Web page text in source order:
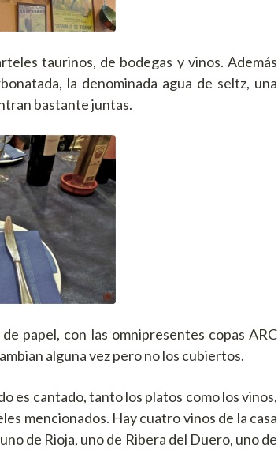
taurinos, de bodegas y vinos. Además
la denominada agua de seltz, una
bastante juntas.
papel, con las omnipresentes copas ARC
alguna vez pero no los cubiertos.
es cantado, tanto los platos como los vinos,
mencionados. Hay cuatro vinos de la casa
de Rioja, uno de Ribera del Duero, uno de